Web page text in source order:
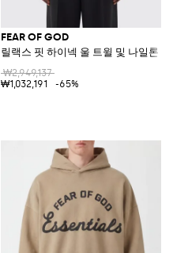
FEAR OF GOD
릴랙스 핏 하이넥 울 트윌 및 나일론
₩2,949,137
₩1,032,191
-65%